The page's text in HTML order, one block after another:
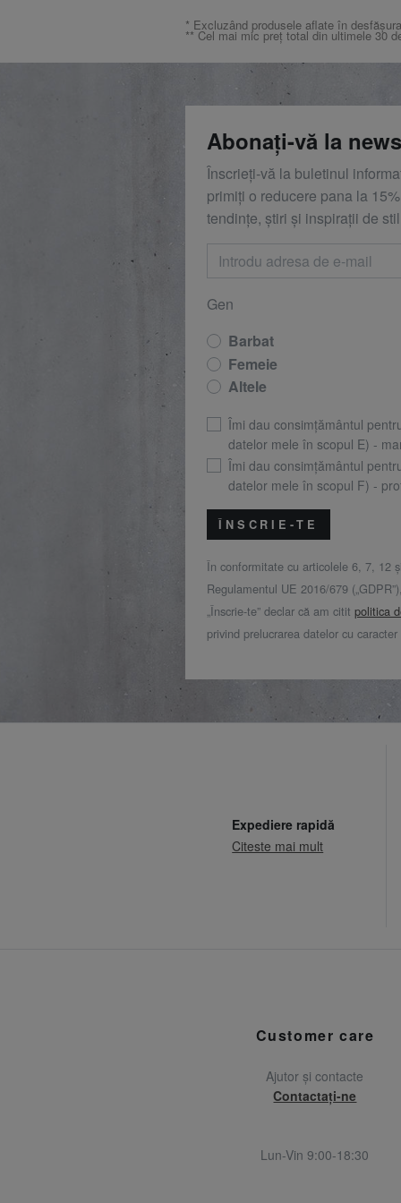
* Excluzând produsele aflate în
** Cel mai mic preț total din ultimele 30
Abonați-vă la
Înscrieți-vă la buletinul
primiți o reducere pana la
tendințe, știri și inspirații de
Gen
Barbat
Femeie
Altele
Îmi dau consimțământul
datelor mele în scopul E) -
Îmi dau consimțământul
datelor mele în scopul F) -
ÎNSCRIE-TE
În conformitate cu articolele 6, 7, 12
Regulamentul UE 2016/679
„Înscrie-te” declar că am citit politica
privind prelucrarea datelor cu caracter
Expediere rapidă
Citeste mai mult
Customer care
Ajutor și contacte
Contactați-ne
Lun-Vin 9:00-18:30